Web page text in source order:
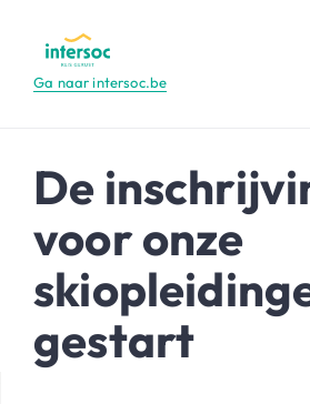
Ga naar intersoc.be
De
voor onze
gestart